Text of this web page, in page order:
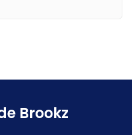
Brookz